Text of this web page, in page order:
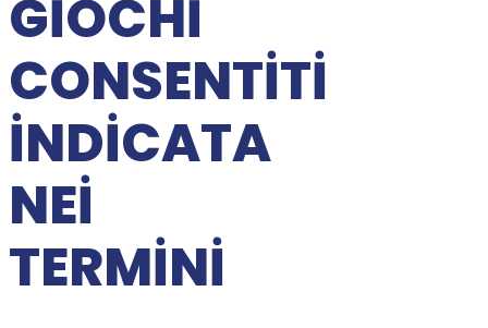
GIOCHI
CONSENTITI
INDICATA
NEI
TERMINI